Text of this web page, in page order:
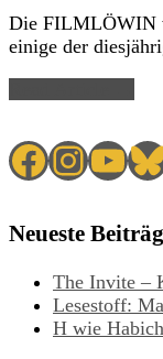
Die FILMLÖWIN
einige der
Facebook
Neueste
The Invite –
Lesestoff:
H wie